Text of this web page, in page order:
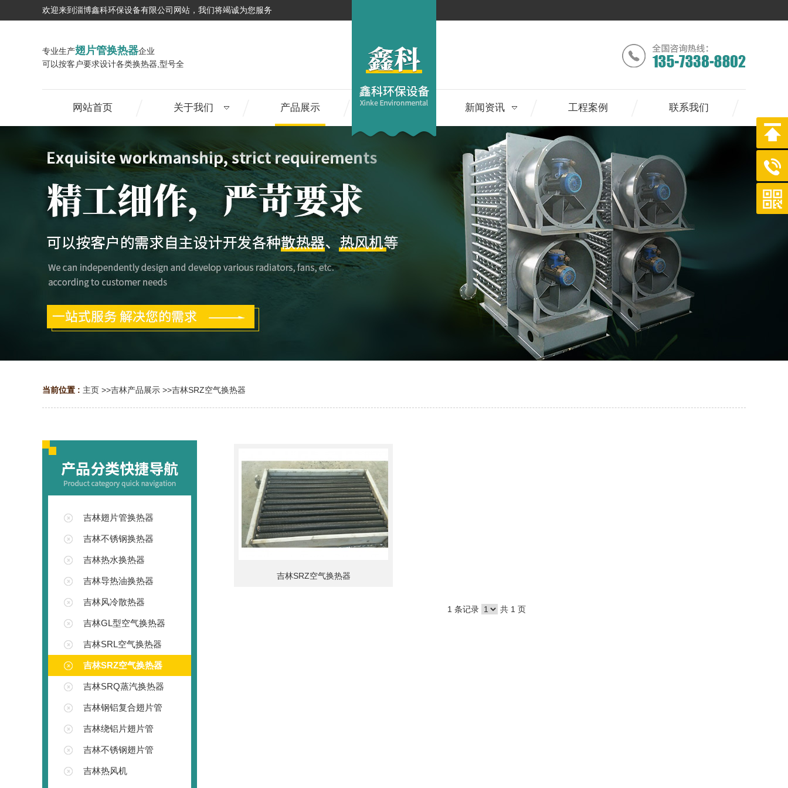
欢迎来到淄博鑫科环保设备有限公司网站，我们将竭诚为您服务
专业生产翅片管换热器企业
可以按客户要求设计各类换热器,型号全
网站首页 关于我们 产品展示 新闻资讯 工程案例 联系我们
当前位置 : 主页 >>吉林产品展示 >>吉林SRZ空气换热器
吉林翅片管换热器
吉林不锈钢换热器
吉林热水换热器
吉林导热油换热器
吉林风冷散热器
吉林GL型空气换热器
吉林SRL空气换热器
吉林SRZ空气换热器
吉林SRQ蒸汽换热器
吉林钢铝复合翅片管
吉林绕铝片翅片管
吉林不锈钢翅片管
吉林热风机
吉林SRZ空气换热器
1 条记录 共 1 页